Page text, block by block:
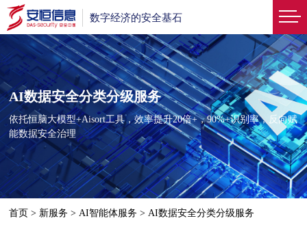
数字经济的安全基石
AI数据安全分类分级服务
依托恒脑大模型+Aisort工具，效率提升20倍+，90%+识别率，反向赋
能数据安全治理
首页 > 新服务 >AI智能体服务 >AI数据安全分类分级服务